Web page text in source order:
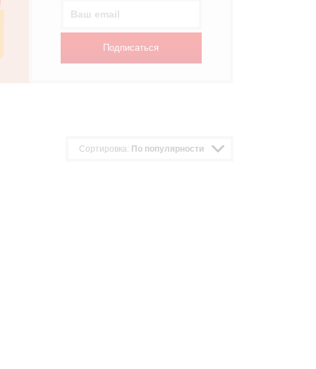
Подписаться
Сортировка: По популярности